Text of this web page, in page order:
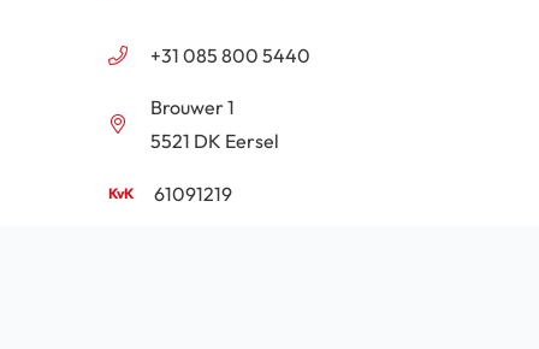
+31 085 800 5440
Brouwer 1
5521 DK Eersel
61091219